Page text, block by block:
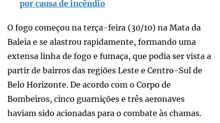
por causa de incêndio
O fogo começou na terça-feira (30/10) na Mata da
Baleia e se alastrou rapidamente, formando uma
extensa linha de fogo e fumaça, que podia ser vista a
partir de bairros das regiões Leste e Centro-Sul de
Belo Horizonte. De acordo com o Corpo de
Bombeiros, cinco guarnições e três aeronaves
haviam sido acionadas para o combate às chamas.